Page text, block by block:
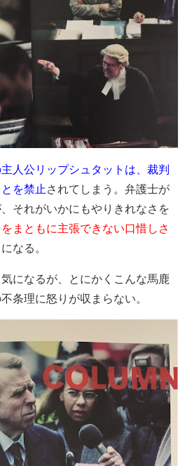
人公リップシュタットは、裁判
を禁止 されてしまう。弁護士が
それがいかにもやりきれなさを
まともに主張できない口惜しさ
なる。
になるが、とにかくこんな馬鹿
条理に怒りが収まらない。